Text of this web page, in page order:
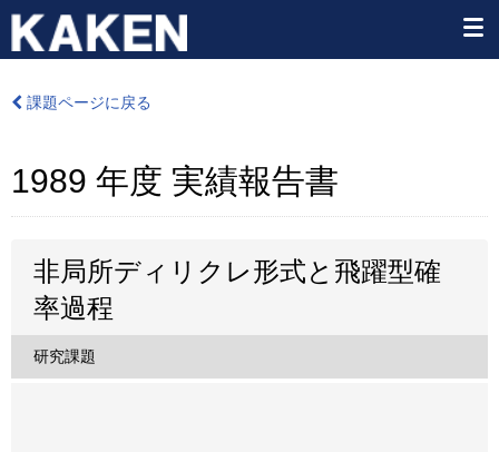
課題ページに戻る
1989 年度 実績報告書
非局所ディリクレ形式と飛躍型確
率過程
研究課題